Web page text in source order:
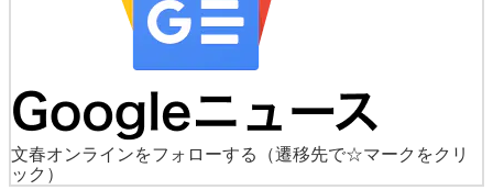
文春オンラインをフォローする
（遷移先で☆マークをクリ
ック）